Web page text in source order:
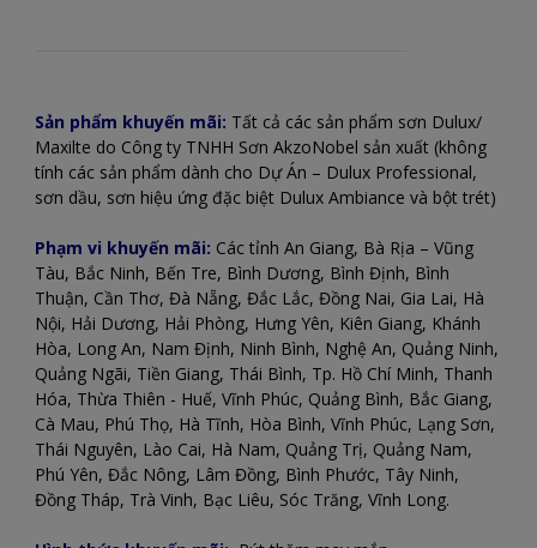
Sản phẩm khuyến mãi: Tất cả các sản phẩm sơn Dulux/
Maxilte do Công ty TNHH Sơn AkzoNobel sản xuất (không
tính các sản phẩm dành cho Dự Án – Dulux Professional,
sơn dầu, sơn hiệu ứng đặc biệt Dulux Ambiance và bột trét)
Phạm vi khuyến mãi: Các tỉnh An Giang, Bà Rịa – Vũng
Tàu, Bắc Ninh, Bến Tre, Bình Dương, Bình Định, Bình
Thuận, Cần Thơ, Đà Nẵng, Đắc Lắc, Đồng Nai, Gia Lai, Hà
Nội, Hải Dương, Hải Phòng, Hưng Yên, Kiên Giang, Khánh
Hòa, Long An, Nam Định, Ninh Bình, Nghệ An, Quảng Ninh,
Quảng Ngãi, Tiền Giang, Thái Bình, Tp. Hồ Chí Minh, Thanh
Hóa, Thừa Thiên - Huế, Vĩnh Phúc, Quảng Bình, Bắc Giang,
Cà Mau, Phú Thọ, Hà Tĩnh, Hòa Bình, Vĩnh Phúc, Lạng Sơn,
Thái Nguyên, Lào Cai, Hà Nam, Quảng Trị, Quảng Nam,
Phú Yên, Đắc Nông, Lâm Đồng, Bình Phước, Tây Ninh,
Đồng Tháp, Trà Vinh, Bạc Liêu, Sóc Trăng, Vĩnh Long.